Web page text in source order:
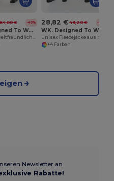
€ -43%
WK. Designed To Work WK410
28,82 € 49,20 € -41%
WK. Designed To Work WK905
+4 Farben
Newsletter an
Rabatte!